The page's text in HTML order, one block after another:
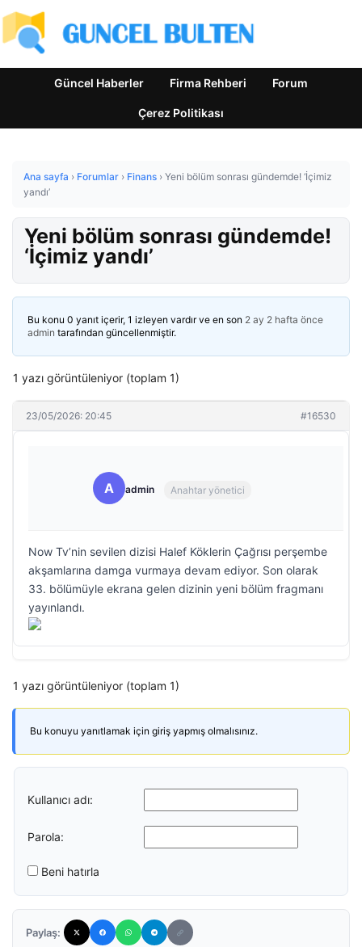
Güncel Haberler Firma Rehberi Forum
Çerez Politikası
Ana sayfa › Forumlar › Finans › Yeni bölüm sonrası gündemde! ‘İçimiz
yandı’
Yeni bölüm sonrası gündemde!
‘İçimiz yandı’
Bu konu 0 yanıt içerir, 1 izleyen vardır ve en son 2 ay 2 hafta önce
admin tarafından güncellenmiştir.
1 yazı görüntüleniyor (toplam 1)
23/05/2026: 20:45 #16530
A admin Anahtar yönetici
Now Tv’nin sevilen dizisi Halef Köklerin Çağrısı perşembe
akşamlarına damga vurmaya devam ediyor. Son olarak
33. bölümüyle ekrana gelen dizinin yeni bölüm fragmanı
yayınlandı.
1 yazı görüntüleniyor (toplam 1)
Bu konuyu yanıtlamak için giriş yapmış olmalısınız.
Kullanıcı adı:
Parola:
Beni hatırla
Paylaş: